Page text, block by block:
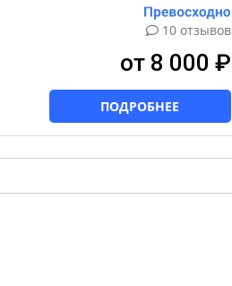
10 отзывов
от 8 000 ₽
ПОДРОБНЕЕ